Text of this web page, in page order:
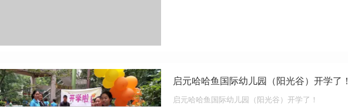
启元哈哈鱼国际幼儿园（阳光谷）开学了！
启元哈哈鱼国际幼儿园（阳光谷）开学了！